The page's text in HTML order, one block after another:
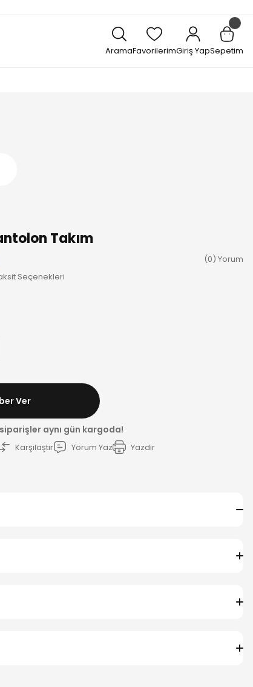
AramaFavorilerimGiriş YapSepetim
Takım
(0) Yorum
Seçenekleri
Ver
aynı gün kargoda!
Karşılaştır Yorum Yaz Yazdır